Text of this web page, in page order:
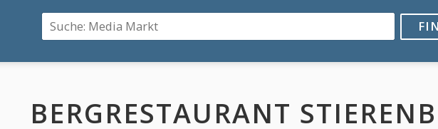
BERGRESTAURANT